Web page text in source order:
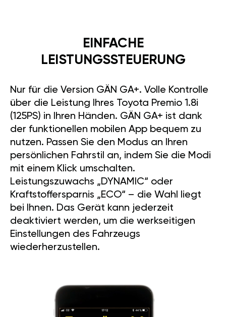
EINFACHE
LEISTUNGSSTEUERUNG
Nur für die Version GÄN GA+. Volle Kontrolle
über die Leistung Ihres Toyota Premio 1.8i
(125PS) in Ihren Händen. GÄN GA+ ist dank
der funktionellen mobilen App bequem zu
nutzen. Passen Sie den Modus an Ihren
persönlichen Fahrstil an, indem Sie die Modi
mit einem Klick umschalten.
Leistungszuwachs „DYNAMIC“ oder
Kraftstoffersparnis „ECO“ – die Wahl liegt
bei Ihnen. Das Gerät kann jederzeit
deaktiviert werden, um die werkseitigen
Einstellungen des Fahrzeugs
wiederherzustellen.